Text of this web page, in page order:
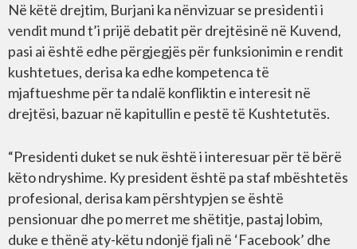
Në këtë drejtim, Burjani ka nënvizuar se presidenti i
vendit mund t’i prijë debatit për drejtësinë në Kuvend,
pasi ai është edhe përgjegjës për funksionimin e rendit
kushtetues, derisa ka edhe kompetenca të
mjaftueshme për ta ndalë konfliktin e interesit në
drejtësi, bazuar në kapitullin e pestë të Kushtetutës.
“Presidenti duket se nuk është i interesuar për të bërë
këto ndryshime. Ky president është pa staf mbështetës
profesional, derisa kam përshtypjen se është
pensionuar dhe po merret me shëtitje, pastaj lobim,
duke e thënë aty-këtu ndonjë fjali në ‘Facebook’ dhe